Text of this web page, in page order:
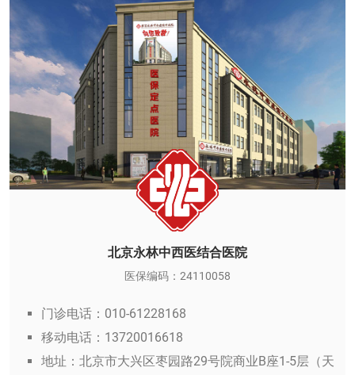
北京永林中西医结合医院
医保编码：24110058
门诊电话：010-61228168
移动电话：13720016618
地址：北京市大兴区枣园路29号院商业B座1-5层（天